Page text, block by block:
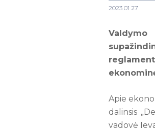
2023 01 27
Apie
dalinsis
vadovė